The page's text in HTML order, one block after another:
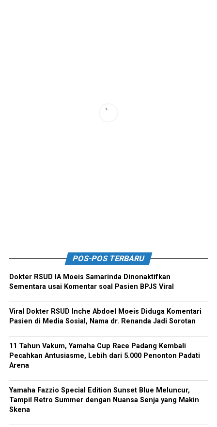
POS-POS TERBARU
Dokter RSUD IA Moeis Samarinda Dinonaktifkan
Sementara usai Komentar soal Pasien BPJS Viral
Viral Dokter RSUD Inche Abdoel Moeis Diduga Komentari
Pasien di Media Sosial, Nama dr. Renanda Jadi Sorotan
11 Tahun Vakum, Yamaha Cup Race Padang Kembali
Pecahkan Antusiasme, Lebih dari 5.000 Penonton Padati
Arena
Yamaha Fazzio Special Edition Sunset Blue Meluncur,
Tampil Retro Summer dengan Nuansa Senja yang Makin
Skena